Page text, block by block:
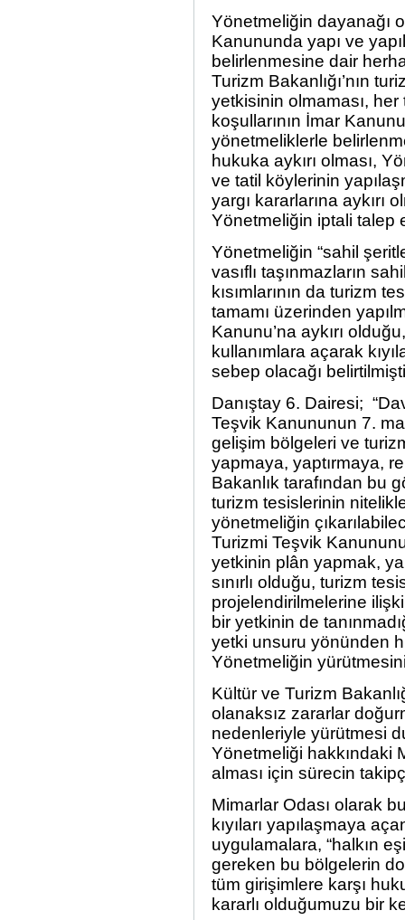
Yönetmeliğin dayanağı
Kanununda yapı ve
belirlenmesine dair
Turizm Bakanlığı’nın
yetkisinin olmaması,
koşullarının İmar
yönetmeliklerle
hukuka aykırı olması,
ve tatil köylerinin
yargı kararlarına aykırı
Yönetmeliğin iptali talep
Yönetmeliğin “sahil
vasıflı taşınmazların
kısımlarının da turizm
tamamı üzerinden
Kanunu’na aykırı
kullanımlara açarak
sebep olacağı
Danıştay 6. Dairesi;
Teşvik Kanununun 7.
gelişim bölgeleri ve
yapmaya, yaptırmaya,
Bakanlık tarafından bu
turizm tesislerinin
yönetmeliğin
Turizmi Teşvik
yetkinin plân yapmak,
sınırlı olduğu, turizm
projelendirilmelerine
bir yetkinin de
yetki unsuru yönünden
Yönetmeliğin
Kültür ve Turizm
olanaksız zararlar
nedenleriyle yürütmesi
Yönetmeliği hakkındaki
alması için sürecin
Mimarlar Odası olarak
kıyıları yapılaşmaya
uygulamalara, “halkın
gereken bu bölgelerin
tüm girişimlere karşı
kararlı olduğumuzu bir